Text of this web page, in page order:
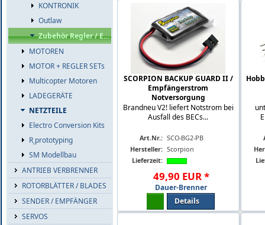
KONTRONIK
Outlaw
Zubehör Regler / ESC
MOTOREN
MOTOR + REGLER SETs
Multicopter Motoren
LADEGERÄTE
NETZTEILE
Electro Conversion Kits
R˛prototyping
SM Modellbau
ANTRIEB VERBRENNER
ROTORBLÄTTER / BLADES
SENDER / EMPFÄNGER
SERVOS
SCORPION BACKUP GUARD II /
Empfängerstrom
Notversorgung
Brandneu V2! liefert Notstrom bei
Ausfall des BECs...
Art.Nr.: SCO-BG2-PB
Hersteller: Scorpion
Lieferzeit:
49,90 EUR*
Dauer-Brenner
Details